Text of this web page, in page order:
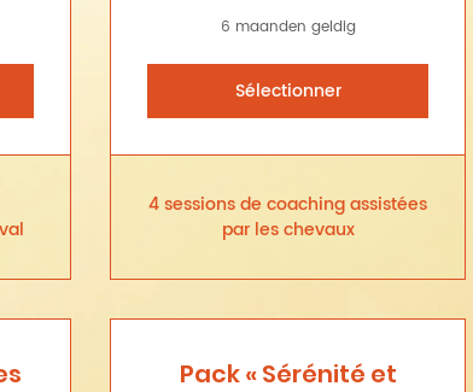
6 maanden geldig
Sélectionner
4 sessions de coaching assistées
par les chevaux
Pack « Sérénité et